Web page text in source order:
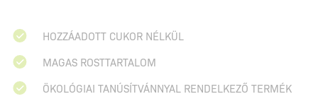
HOZZÁADOTT CUKOR NÉLKÜL
MAGAS ROSTTARTALOM
ÖKOLÓGIAI TANÚSÍTVÁNNYAL RENDELKEZŐ TERMÉK